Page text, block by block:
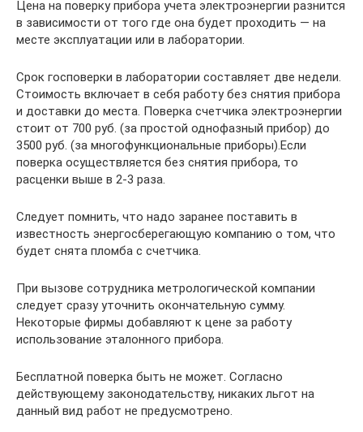
Цена на поверку прибора учета электроэнергии разнится
в зависимости от того где она будет проходить — на
месте эксплуатации или в лаборатории.
Срок госповерки в лаборатории составляет две недели.
Стоимость включает в себя работу без снятия прибора
и доставки до места. Поверка счетчика электроэнергии
стоит от 700 руб. (за простой однофазный прибор) до
3500 руб. (за многофункциональные приборы).Если
поверка осуществляется без снятия прибора, то
расценки выше в 2-3 раза.
Следует помнить, что надо заранее поставить в
известность энергосберегающую компанию о том, что
будет снята пломба с счетчика.
При вызове сотрудника метрологической компании
следует сразу уточнить окончательную сумму.
Некоторые фирмы добавляют к цене за работу
использование эталонного прибора.
Бесплатной поверка быть не может. Согласно
действующему законодательству, никаких льгот на
данный вид работ не предусмотрено.